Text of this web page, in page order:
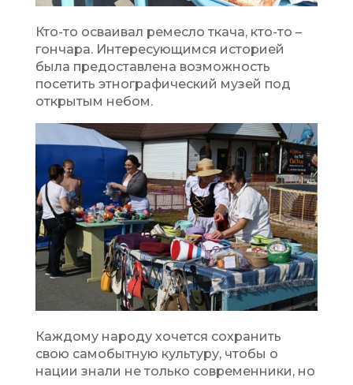
Кто-то осваивал ремесло ткача, кто-то –
гончара. Интересующимся историей
была предоставлена возможность
посетить этнографический музей под
открытым небом.
Каждому народу хочется сохранить
свою самобытную культуру, чтобы о
нации знали не только современники, но